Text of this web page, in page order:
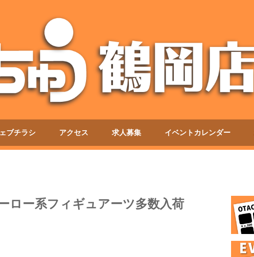
ブチラシ アクセス 求人募集 イベントカレンダー
ロー系フィギュアーツ多数入荷